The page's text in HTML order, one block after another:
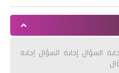
السؤال إجابة السؤال إجابة